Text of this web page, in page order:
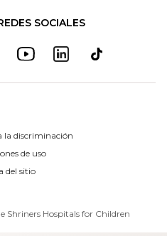
SOCIALES
la discriminación
de uso
del sitio
Shriners Hospitals for Children